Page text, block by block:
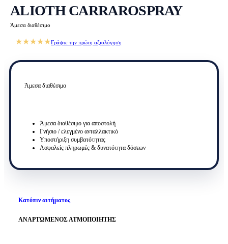
ALIOTH CARRAROSPRAY
Άμεσα διαθέσιμο
★★★★★Γράψτε την πρώτη αξιολόγηση
Κατόπιν αιτήματος
ΑΝΑΡΤΩΜΕΝΟΣ ΑΤΜΟΠΟΙΗΤΗΣ
Άμεσα διαθέσιμο
Άμεσα διαθέσιμο για αποστολή
Γνήσιο / ελεγμένο ανταλλακτικό
Υποστήριξη συμβατότητας
Ασφαλείς πληρωμές & δυνατότητα δόσεων